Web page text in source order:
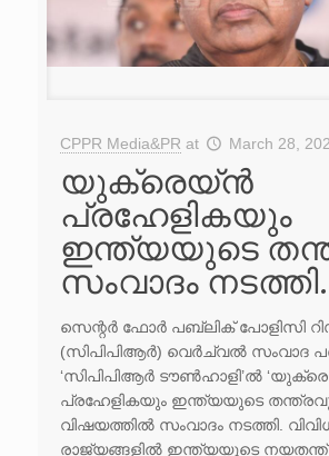
CPPR Media&PR at March 28,
യുക്രെയ്ൻ
പ്രഹേളികയും
ഇന്ത്യയുടെ
സംവാദം
സെന്റർ ഫോർ പബ്ലിക് പോളിസി
(സിപിപിആർ) വെർച്വൽ സംവാദ
‘സിപിപിആർ ടൗൺഹാളി’ൽ
പ്രഹേളികയും ഇന്ത്യയുടെ
വിഷയത്തിൽ സംവാദം നടത്തി.
രാജ്യങ്ങളിൽ ഇന്ത്യയുടെ